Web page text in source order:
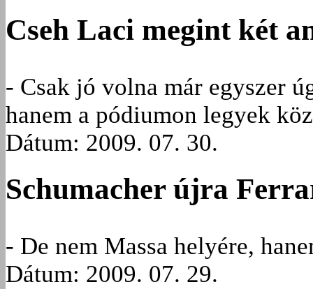
Cseh Laci megint két
- Csak jó volna már egyszer
hanem a pódiumon legyek
Dátum: 2009. 07. 30.
Schumacher újra
- De nem Massa helyére,
Dátum: 2009. 07. 29.